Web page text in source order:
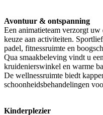
Avontuur & ontspanning
Een animatieteam verzorgt
keuze aan activiteiten.
padel, fitnessruimte en
Qua smaakbeleving vindt u
kruidenierswinkel en warme
De wellnessruimte biedt
schoonheidsbehandelingen
Kinderplezier